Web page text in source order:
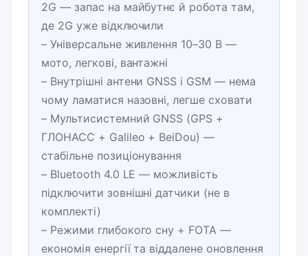
2G — запас на майбутнє й робота там,
де 2G уже відключили
– Універсальне живлення 10–30 В —
мото, легкові, вантажні
– Внутрішні антени GNSS і GSM — нема
чому ламатися назовні, легше сховати
– Мультисистемний GNSS (GPS +
ГЛОНАСС + Galileo + BeiDou) —
стабільне позиціонування
– Bluetooth 4.0 LE — можливість
підключити зовнішні датчики (не в
комплекті)
– Режими глибокого сну + FOTA —
економія енергії та віддалене оновлення